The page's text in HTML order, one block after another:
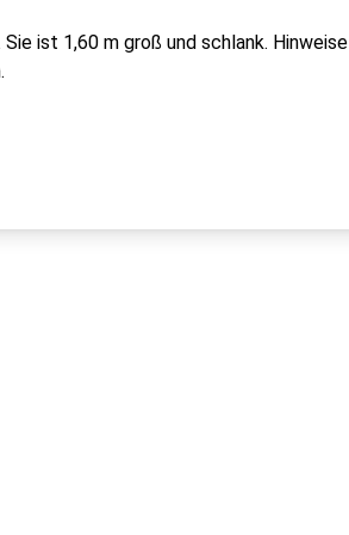
ist 1,60 m groß und schlank. Hinweise